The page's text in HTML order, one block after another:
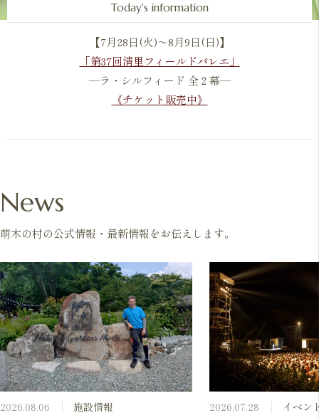
Today's information
【7月28日(火)～8月9日(日)】
「第37回清里フィールドバレエ」
―ラ・シルフィード 全２幕―
《チケット販売中》
News
萌木の村の公式情報・最新情報をお伝えします。
2026.08.06 施設情報 2026.07.28
イベン